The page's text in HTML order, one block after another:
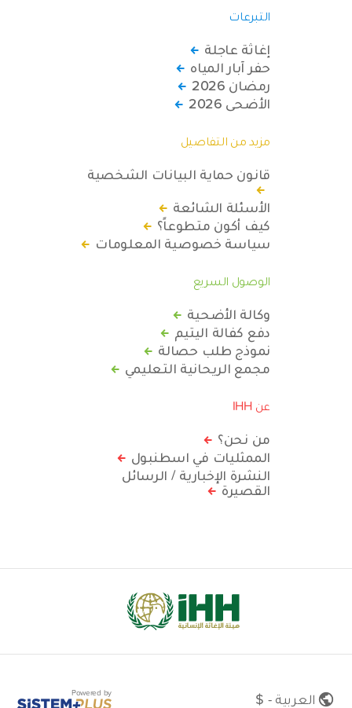
التبرعات
إغاثة عاجلة
حفر آبار المياه
رمضان 2026
الأضحى 2026
مزيد من التفاصيل
قانون حماية البيانات الشخصية
الأسئلة الشائعة
كيف أكون متطوعاً؟
سياسة خصوصية المعلومات
الوصول السريع
وكالة الأضحية
دفع كفالة اليتيم
نموذج طلب حصالة
مجمع الريحانية التعليمي
عن IHH
من نحن؟
الممثليات في اسطنبول
النشرة الإخبارية / الرسائل
القصيرة
العربية - $ Powered by